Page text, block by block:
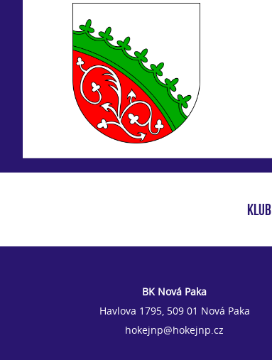
KLUB
BK Nová Paka
Havlova 1795, 509 01 Nová Paka
hokejnp@hokejnp.cz